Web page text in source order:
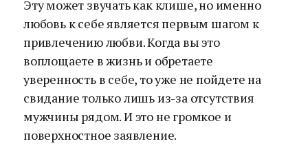
Эту может звучать как клише, но именно
любовь к себе является первым шагом к
привлечению любви. Когда вы это
воплощаете в жизнь и обретаете
уверенность в себе, то уже не пойдете на
свидание только лишь из-за отсутствия
мужчины рядом. И это не громкое и
поверхностное заявление.